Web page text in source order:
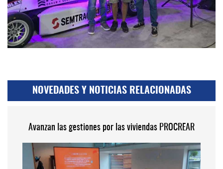
NOVEDADES Y NOTICIAS RELACIONADAS
Avanzan las gestiones por las viviendas PROCREAR